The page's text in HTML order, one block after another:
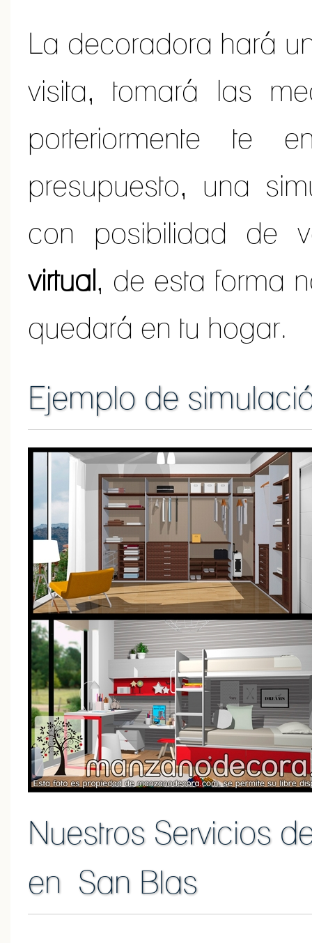
La decoradora hará
visita, tomará las
porteriormente te
presupuesto, una
con posibilidad de
virtual, de esta forma
quedará en tu hogar.
Ejemplo de
Nuestros Servicios
en San Blas